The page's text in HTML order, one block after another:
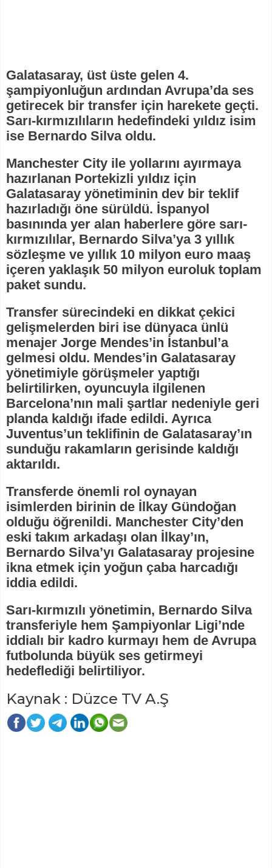
Galatasaray, üst üste gelen 4.
şampiyonluğun ardından Avrupa’da ses
getirecek bir transfer için harekete geçti.
Sarı-kırmızılıların hedefindeki yıldız isim
ise Bernardo Silva oldu.
Manchester City ile yollarını ayırmaya
hazırlanan Portekizli yıldız için
Galatasaray yönetiminin dev bir teklif
hazırladığı öne sürüldü. İspanyol
basınında yer alan haberlere göre sarı-
kırmızılılar, Bernardo Silva’ya 3 yıllık
sözleşme ve yıllık 10 milyon euro maaş
içeren yaklaşık 50 milyon euroluk toplam
paket sundu.
Transfer sürecindeki en dikkat çekici
gelişmelerden biri ise dünyaca ünlü
menajer Jorge Mendes’in İstanbul’a
gelmesi oldu. Mendes’in Galatasaray
yönetimiyle görüşmeler yaptığı
belirtilirken, oyuncuyla ilgilenen
Barcelona’nın mali şartlar nedeniyle geri
planda kaldığı ifade edildi. Ayrıca
Juventus’un teklifinin de Galatasaray’ın
sunduğu rakamların gerisinde kaldığı
aktarıldı.
Transferde önemli rol oynayan
isimlerden birinin de İlkay Gündoğan
olduğu öğrenildi. Manchester City’den
eski takım arkadaşı olan İlkay’ın,
Bernardo Silva’yı Galatasaray projesine
ikna etmek için yoğun çaba harcadığı
iddia edildi.
Sarı-kırmızılı yönetimin, Bernardo Silva
transferiyle hem Şampiyonlar Ligi’nde
iddialı bir kadro kurmayı hem de Avrupa
futbolunda büyük ses getirmeyi
hedeflediği belirtiliyor.
Kaynak : Düzce TV A.Ş